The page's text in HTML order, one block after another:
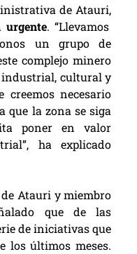
de Atauri,
urgente. “Llevamos
un grupo de
complejo minero
cultural y
creemos necesario
que la zona se siga
poner en valor
ha explicado
Atauri y miembro
que de las
de iniciativas que
los últimos meses.